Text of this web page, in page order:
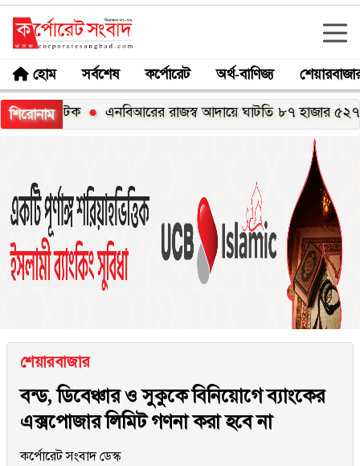
হোম সর্বশেষ কর্পোরেট অর্থ-বাণিজ্য
শিরোনাম
আটক এনবিআরের রাজস্ব আদায়ে ঘাটতি ৮৭ হাজার ৫২৭ কোটি
শেয়ারবাজার
বন্ড, ডিবেঞ্চার ও সুকুকে বিনিয়োগে ব্যাংকের
এক্সপোজার লিমিট গণনা করা হবে না
কর্পোরেট সংবাদ ডেস্ক